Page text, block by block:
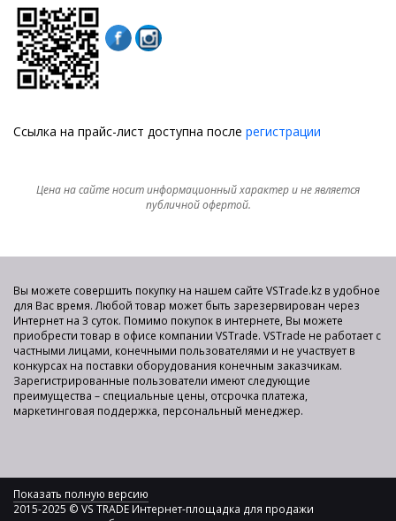
Ссылка на прайс-лист доступна после регистрации
Цена на сайте носит информационный характер и не является
публичной офертой.
Вы можете совершить покупку на нашем сайте VSTrade.kz в удобное
для Вас время. Любой товар может быть зарезервирован через
Интернет на 3 суток. Помимо покупок в интернете, Вы можете
приобрести товар в офисе компании VSTrade. VSTrade не работает с
частными лицами, конечными пользователями и не участвует в
конкурсах на поставки оборудования конечным заказчикам.
Зарегистрированные пользователи имеют следующие
преимущества – специальные цены, отсрочка платежа,
маркетинговая поддержка, персональный менеджер.
Показать полную версию
2015-2025 © VS TRADE Интернет-площадка для продажи